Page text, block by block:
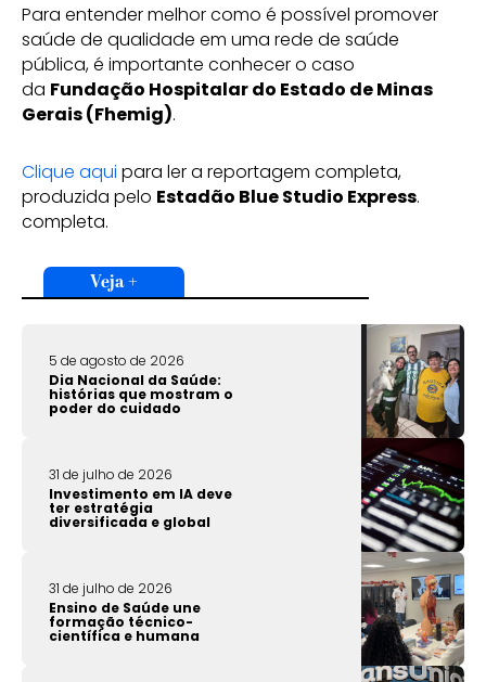
Para entender melhor como é possível promover
saúde de qualidade em uma rede de saúde
pública, é importante conhecer o caso
da Fundação Hospitalar do Estado de Minas
Gerais (Fhemig).
Clique aqui para ler a reportagem completa,
produzida pelo Estadão Blue Studio Express.
completa.
Veja +
5 de agosto de 2026
Dia Nacional da Saúde:
histórias que mostram o
poder do cuidado
31 de julho de 2026
Investimento em IA deve
ter estratégia
diversificada e global
31 de julho de 2026
Ensino de Saúde une
formação técnico-
científica e humana